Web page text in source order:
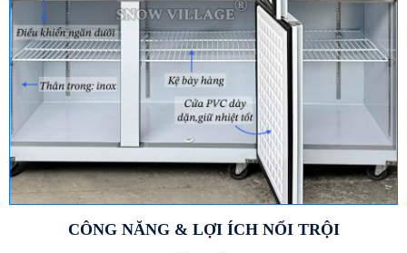
CÔNG NĂNG & LỢI ÍCH NỔI TRỘI